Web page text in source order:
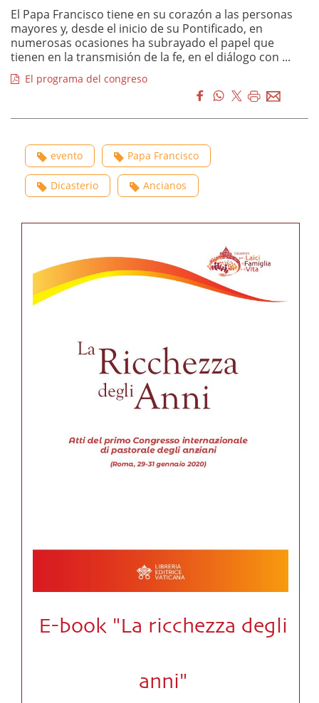
El Papa Francisco tiene en su corazón a las personas
mayores y, desde el inicio de su Pontificado, en
numerosas ocasiones ha subrayado el papel que
tienen en la transmisión de la fe, en el diálogo con ...
El programa del congreso
evento Papa Francisco
Dicasterio Ancianos
E-book "La ricchezza degli
anni"